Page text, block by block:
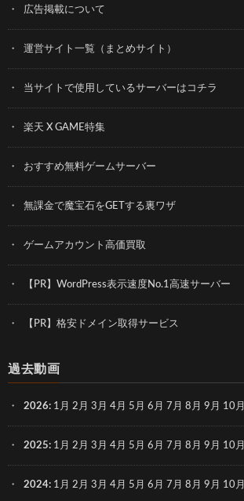
広告掲載について
運営サイト一覧（まとめサイト）
当サイトで使用しているサーバーはコチラ
楽天 X GAME特集
おすすめ無料ゲームサーバー
無課金で魔宝石をGETする裏ワザ
ゲームアカウント高価買取
【PR】WordPress表示速度No.1高速サーバー
【PR】格安ドメイン取得サービス
過去動画
2026: 1月 2月 3月 4月 5月 6月 7月 8月 9月 10月
2025: 1月 2月 3月 4月 5月 6月 7月 8月 9月 10月
2024: 1月 2月 3月 4月 5月 6月 7月 8月 9月 10月